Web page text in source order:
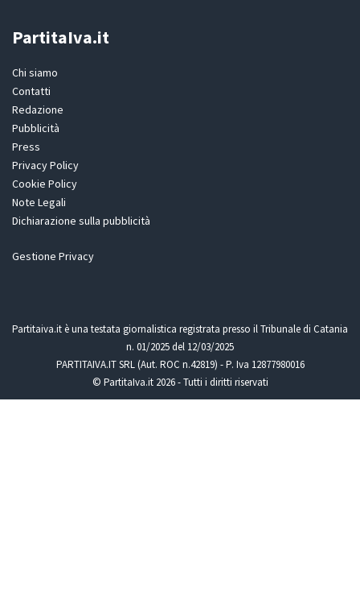
PartitaIva.it
Chi siamo
Contatti
Redazione
Pubblicità
Press
Privacy Policy
Cookie Policy
Note Legali
Dichiarazione sulla pubblicità
Gestione Privacy
Partitaiva.it è una testata giornalistica registrata presso il Tribunale di Catania
n. 01/2025 del 12/03/2025
PARTITAIVA.IT SRL (Aut. ROC n.42819) - P. Iva 12877980016
© PartitaIva.it 2026 - Tutti i diritti riservati